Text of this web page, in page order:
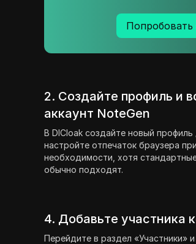
Попробовать
2. Создайте профиль и
аккаунт NoteGen
В DICloak создайте новый профиль
настройте отпечаток браузера при
необходимости, хотя
обычно подходят.
4. Добавьте участника
Перейдите в раздел «Участники»